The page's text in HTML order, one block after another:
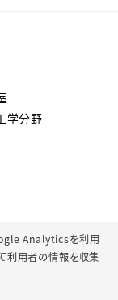
Analyticsを利用
利用者の情報を収集
学分野